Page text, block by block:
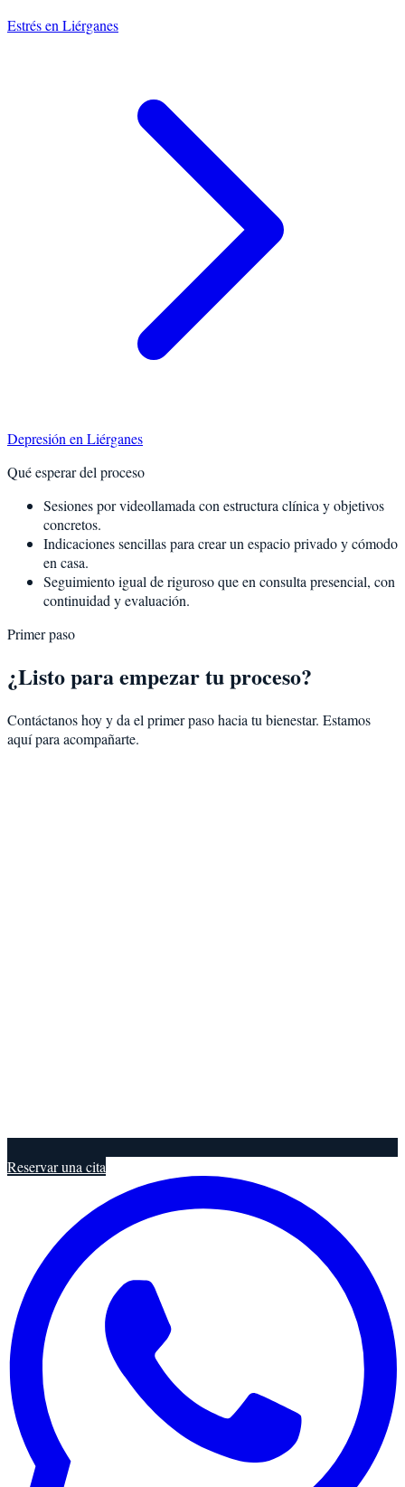
Estrésen Liérganes
Depresión en Liérganes
Qué esperar del proceso
Sesiones por videollamada con estructura clínica y objetivos
concretos.
Indicaciones sencillas para crear un espacio privado y cómodo
en casa.
Seguimiento igual de riguroso que en consulta presencial, con
continuidad y evaluación.
Primer paso
¿Listo para empezar tu proceso?
Contáctanos hoy y da el primer paso hacia tu bienestar. Estamos
aquí para acompañarte.
Reservar una cita